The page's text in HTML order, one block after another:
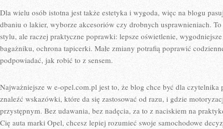
Dla wielu osób istotna jest także estetyka i wygoda, więc na blogu
dbaniu o lakier, wyborze akcesoriów czy drobnych usprawnieniach.
stylu, ale raczej praktyczne poprawki: lepsze oświetlenie,
bagażniku, ochrona tapicerki. Małe zmiany potrafią poprawić
podpowiadać, jak robić to z sensem.
Najważniejsze w e-opel.com.pl jest to, że blog chce być dla czytelnika
znaleźć wskazówki, które da się zastosować od razu, i gdzie
przystępnym. Bez udawania, bez nadęcia, za to z naciskiem na
Cię auta marki Opel, chcesz lepiej rozumieć swoje samochodowe